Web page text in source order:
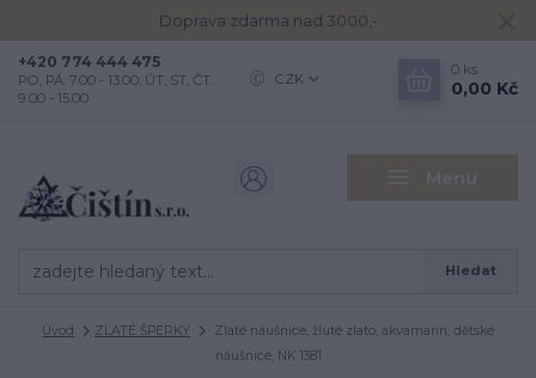
Doprava zdarma nad 3000,-
Menu
CZK
Hledat
+420 774 444 475
PO, PÁ: 7.00 - 13.00, ÚT, ST, ČT:
9.00 - 15.00
0 ks
0,00 Kč
Úvod ZLATÉ ŠPERKY
Zlaté náušnice, žluté zlato, akvamarin, dětské
náušnice, NK 1381